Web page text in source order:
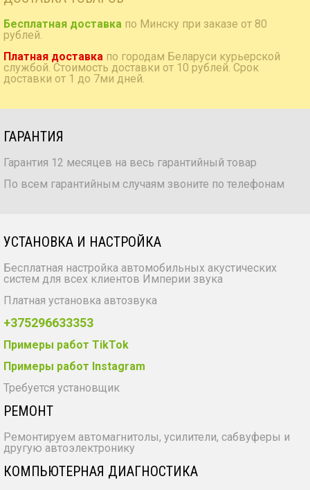
Бесплатная доставка по Минску при заказе от 80
рублей.
Платная доставка по городам Беларуси курьерской
службой. Стоимость доставки от 10 рублей. Срок
доставки от 1 до 7ми дней.
ГАРАНТИЯ
Гарантия 12 месяцев на весь гарантийный товар
По всем гарантийным случаям звоните по телефонам
УСТАНОВКА И НАСТРОЙКА
Бесплатная настройка автомобильных акустических
систем для всех клиентов Империи звука
Платная установка автозвука
+375296633353
Примеры работ TikTok
Примеры работ Instagram
Требуется установщик
РЕМОНТ
Ремонтируем автомагнитолы, усилители, сабвуферы и
другую автоэлектронику
КОМПЬЮТЕРНАЯ ДИАГНОСТИКА